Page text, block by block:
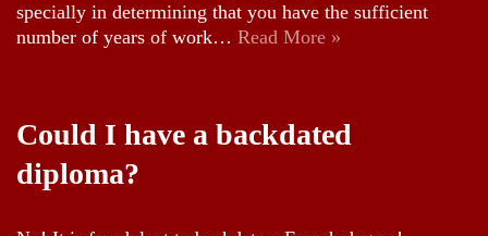
specially in determining that you have the sufficient
number of years of work… Read More »
Could I have a backdated
diploma?